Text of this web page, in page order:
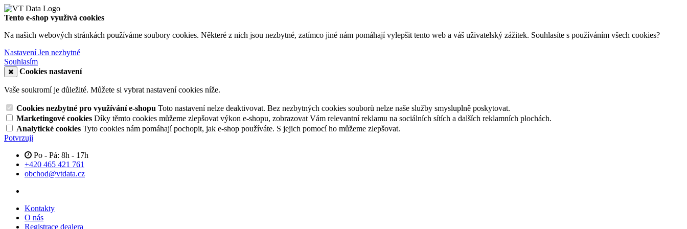
Tento e-shop využívá cookies
Na našich webových stránkách používáme soubory cookies. Některé z nich jsou nezbytné, zatímco jiné nám pomáhají vylepšit tento web a váš uživatelský zážitek. Souhlasíte s používáním všech cookies?
NastaveníJen nezbytné
Souhlasím
Cookies nastavení
Vaše soukromí je důležité. Můžete si vybrat nastavení cookies níže.
Cookies nezbytné pro využívání e-shopu Toto nastavení nelze deaktivovat. Bez nezbytných cookies souborů nelze naše služby smysluplně poskytovat.
Marketingové cookies Díky těmto cookies můžeme zlepšovat výkon e-shopu, zobrazovat Vám relevantní reklamu na sociálních sítích a dalších reklamních plochách.
Analytické cookies Tyto cookies nám pomáhají pochopit, jak e-shop používáte. S jejich pomocí ho můžeme zlepšovat.
Potvrzuji
Po - Pá: 8h - 17h
+420 465 421 761
obchod@vtdata.cz
Kontakty
O nás
Registrace dealera